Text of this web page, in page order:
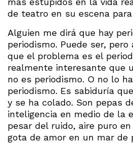
de teatro en su escena
Alguien me dirá que hay
periodismo. Puede ser,
que el problema es el
realmente interesante que
no es periodismo. O no lo
periodismo. Es sabiduría
y se ha colado. Son pepas
inteligencia en medio de la
pesar del ruido, aire puro
gota de amor en un mar de